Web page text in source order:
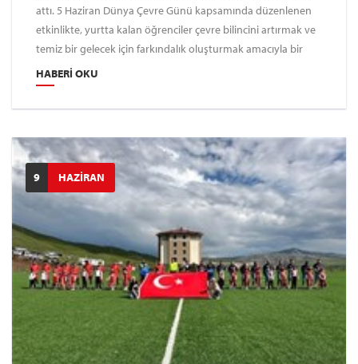
attı. 5 Haziran Dünya Çevre Günü kapsamında düzenlenen
etkinlikte, yurtta kalan öğrenciler çevre bilincini artırmak ve
temiz bir gelecek için farkındalık oluşturmak amacıyla bir
araya geldi. "Temiz çevre, temiz gelecek" mottosuyla hareket
eden Horasan Yurt Müdürlüğü, öğrencilere çevreye karşı
sorumluluk duygusunu aşılamayı hedefleyen geniş kapsamlı
HABERI OKU
9 HAZİRAN